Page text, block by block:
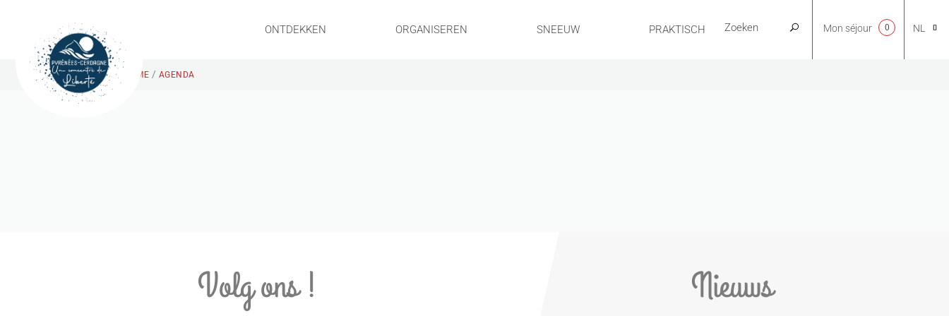
ONTDEKKEN ORGANISEREN SNEEUW PRAKTISCH NL
Mon séjour 0
HOME / AGENDA
Volg ons ! Nieuws